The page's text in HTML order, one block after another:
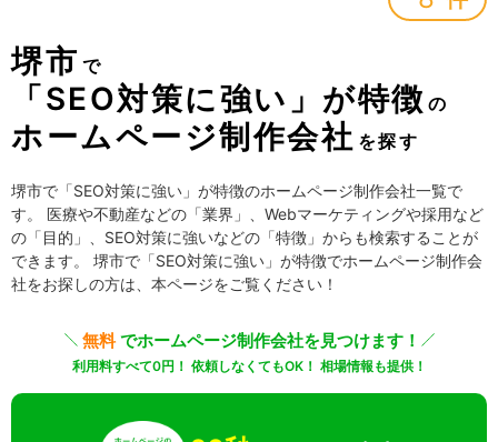
堺市 で
「SEO対策に強い」が特徴 の
ホームページ制作会社 を探す
堺市で「SEO対策に強い」が特徴のホームページ制作会社一覧で
す。 医療や不動産などの「業界」、Webマーケティングや採用など
の「目的」、SEO対策に強いなどの「特徴」からも検索することが
できます。 堺市で「SEO対策に強い」が特徴でホームページ制作会
社をお探しの方は、本ページをご覧ください！
無料でホームページ制作会社を見つけます！
利用料すべて0円！ 依頼しなくてもOK！ 相場情報も提供！